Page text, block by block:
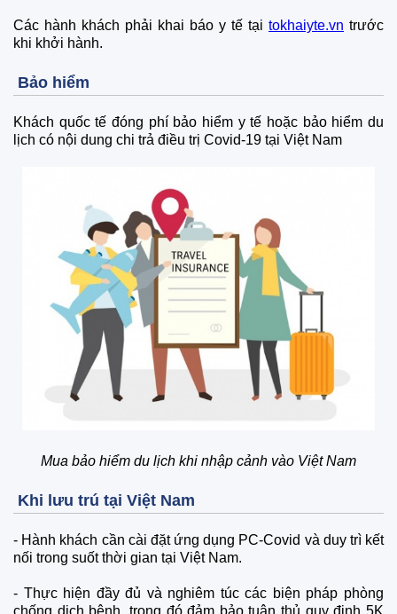
Các hành khách phải khai báo y tế tại tokhaiyte.vn trước
khi khởi hành.
Bảo hiểm
Khách quốc tế đóng phí bảo hiểm y tế hoặc bảo hiểm du
lịch có nội dung chi trả điều trị Covid-19 tại Việt Nam
Mua bảo hiểm du lịch khi nhập cảnh vào Việt Nam
Khi lưu trú tại Việt Nam
- Hành khách cần cài đặt ứng dụng PC-Covid và duy trì kết
nối trong suốt thời gian tại Việt Nam.
- Thực hiện đầy đủ và nghiêm túc các biện pháp phòng
chống dịch bệnh, trong đó đảm bảo tuân thủ quy định 5K